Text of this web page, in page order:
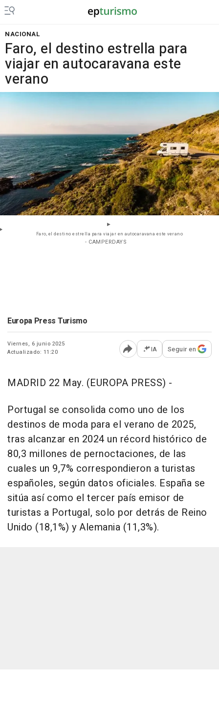
NACIONAL
Faro, el destino estrella para
viajar en autocaravana este
verano
Faro, el destino estrella para viajar en autocaravana este verano
- CAMPERDAYS
Europa Press Turismo
Viernes, 6 junio 2025
Actualizado: 11:20
Abrir opciones para
IA Seguir en
MADRID 22 May. (EUROPA PRESS) -
Portugal se consolida como uno de los
destinos de moda para el verano de 2025,
tras alcanzar en 2024 un récord histórico de
80,3 millones de pernoctaciones, de las
cuales un 9,7% correspondieron a turistas
españoles, según datos oficiales. España se
sitúa así como el tercer país emisor de
turistas a Portugal, solo por detrás de Reino
Unido (18,1%) y Alemania (11,3%).